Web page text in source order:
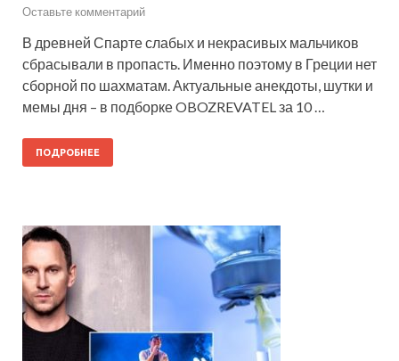
Оставьте комментарий
В древней Спарте слабых и некрасивых мальчиков
сбрасывали в пропасть. Именно поэтому в Греции нет
сборной по шахматам. Актуальные анекдоты, шутки и
мемы дня – в подборке OBOZREVATEL за 10 …
ПОДРОБНЕЕ